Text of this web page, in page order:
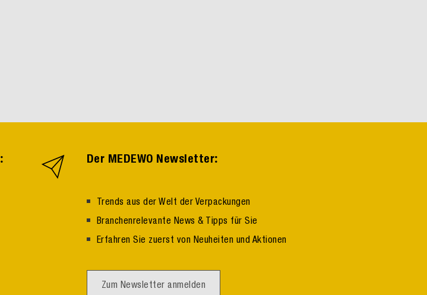
: Der MEDEWO Newsletter:
Trends aus der Welt der Verpackungen
Branchenrelevante News & Tipps für Sie
Erfahren Sie zuerst von Neuheiten und Aktionen
Zum Newsletter anmelden